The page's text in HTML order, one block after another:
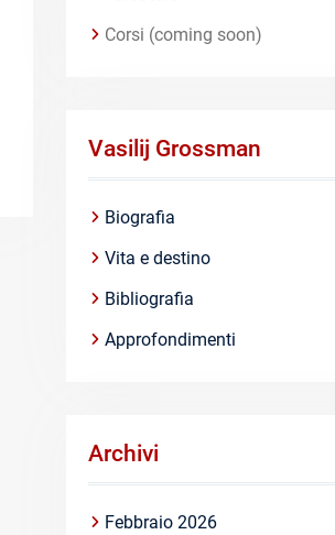
Corsi (coming soon)
Vasilij Grossman
Biografia
Vita e destino
Bibliografia
Approfondimenti
Archivi
Febbraio 2026